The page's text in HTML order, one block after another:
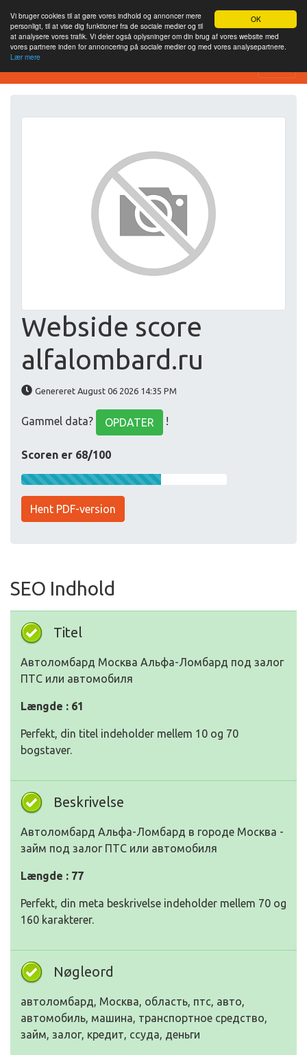
OK
Vi bruger cookies til at gøre vores indhold og annoncer mere
personligt, til at vise dig funktioner fra de sociale medier og til
at analysere vores trafik. Vi deler også oplysninger om din brug af vores website med
vores partnere inden for annoncering på sociale medier og med vores analysepartnere.
Lær mere
SEO Analytics
Webside score
alfalombard.ru
Genereret August 06 2026 14:35 PM
Gammel data? OPDATER !
Scoren er 68/100
Hent PDF-version
SEO Indhold
Titel
Автоломбард Москва Альфа-Ломбард под залог
ПТС или автомобиля
Længde : 61
Perfekt, din titel indeholder mellem 10 og 70
bogstaver.
Beskrivelse
Автоломбард Альфа-Ломбард в городе Москва -
займ под залог ПТС или автомобиля
Længde : 77
Perfekt, din meta beskrivelse indeholder mellem 70 og
160 karakterer.
Nøgleord
автоломбард, Москва, область, птс, авто,
автомобиль, машина, транспортное средство,
займ, залог, кредит, ссуда, деньги